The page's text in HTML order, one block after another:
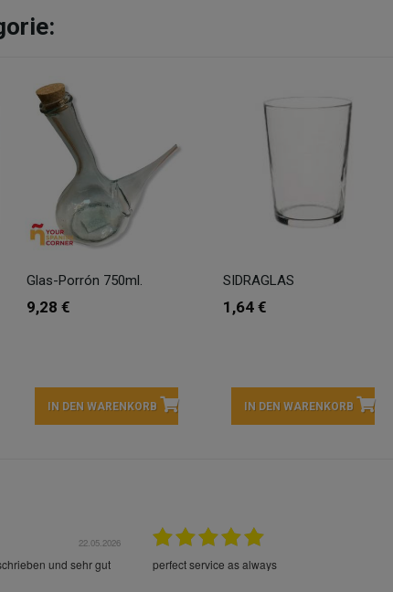
Glas-Porrón 750ml.
9,28 €
IN DEN WARENKORB
SIDRAGLAS
1,64 €
IN DEN WARENKORB
22.05.2026
und sehr gut
perfect service as always